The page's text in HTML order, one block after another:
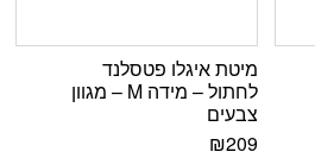
מיטת איגלו פטסלנד
לחתול – מידה M – מגוון
צבעים
₪209